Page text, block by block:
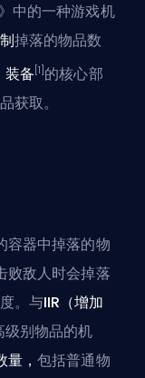
中的一种游戏机
掉落的物品数
装备 [1] 的核心部
获取。
容器中掉落的物
败敌人时会掉落
。与IIR（增加
级别物品的机
量 ，包括普通物